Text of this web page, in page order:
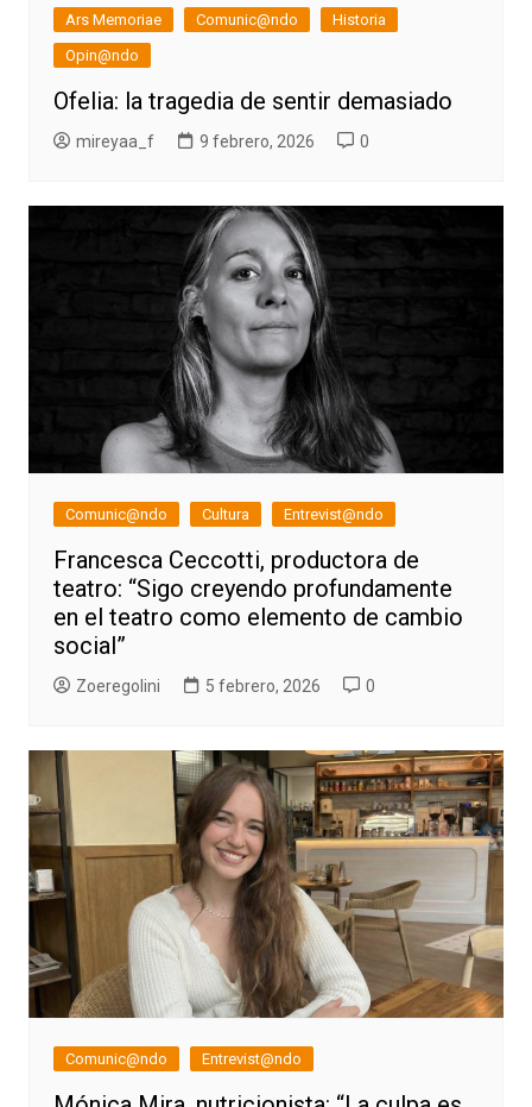
Ars Memoriae Comunic@ndo
Historia
Opin@ndo
Ofelia: la tragedia de sentir demasiado
mireyaa_f 9 febrero, 2026 0
Comunic@ndo Cultura Entrevist@ndo
Francesca Ceccotti, productora de
teatro: “Sigo creyendo profundamente
en el teatro como elemento de cambio
social”
Zoeregolini 5 febrero, 2026 0
Comunic@ndo Entrevist@ndo